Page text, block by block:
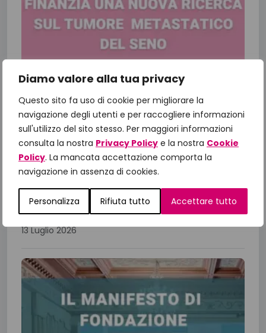
Diamo valore alla tua privacy
Questo sito fa uso di cookie per migliorare la
navigazione degli utenti e per raccogliere informazioni
sull'utilizzo del sito stesso. Per maggiori informazioni
consulta la nostra Privacy Policy e la nostra Cookie
Policy. La mancata accettazione comporta la
navigazione in assenza di cookies.
Personalizza Rifiuta tutto Accettare tutto
Fondazione IncontraDonna finanzia
una nuova ricerca sul tumore al
seno metastatico
Dalla ricerca alla cura: il valore della medicina di
precisione Fondazione IncontraDonna
supporta la ricerca oncologica, in particolare il
progetto di ricerca sulla piattaforma...
13 Luglio 2026